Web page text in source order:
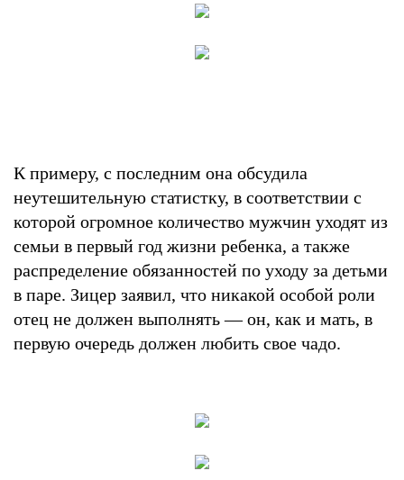
К примеру, с последним она обсудила
неутешительную статистку, в соответствии с
которой огромное количество мужчин уходят из
семьи в первый год жизни ребенка, а также
распределение обязанностей по уходу за детьми
в паре. Зицер заявил, что никакой особой роли
отец не должен выполнять — он, как и мать, в
первую очередь должен любить свое чадо.